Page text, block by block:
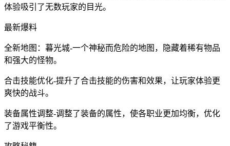
体验吸引了无数玩家的目光。
最新爆料
全新地图：暮光城-一个神秘而危险的地图，隐藏着稀有物品
和强大的怪物。
合击技能优化-提升了合击技能的伤害和效果，让玩家体验更
爽快的战斗。
装备属性调整-调整了装备的属性，使各职业更加均衡，优化
了游戏平衡性。